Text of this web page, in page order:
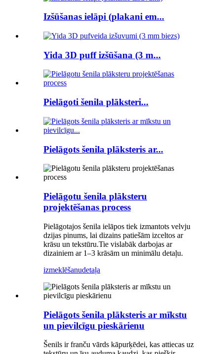
Izšūšanas ielāpi (plakani em...
Yida 3D puff izšūšana (3 m...
Pielāgoti šenila plāksteri...
Pielāgots šenila plāksteris ar...
Pielāgotu šenila plāksteru
projektēšanas process
Pielāgotajos šenila ielāpos tiek izmantots velvju
dzijas pinums, lai dizains patiešām izceltos ar
krāsu un tekstūru.Tie vislabāk darbojas ar
dizainiem ar 1–3 krāsām un minimālu detaļu.
izmeklēšanudetaļa
Pielāgots šenila plāksteris ar mīkstu
un pievilcīgu pieskārienu
Šenils ir franču vārds kāpurķēdei, kas attiecas uz